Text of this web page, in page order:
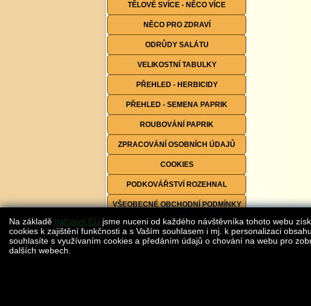
TĚLOVÉ SVÍCE - NĚCO VÍCE
NĚCO PRO ZDRAVÍ
ODRŮDY SALÁTU
VELIKOSTNÍ TABULKY
PŘEHLED - HERBICIDY
PŘEHLED - SEMENA PAPRIK
ROUBOVÁNÍ PAPRIK
ZPRACOVÁNÍ OSOBNÍCH ÚDAJŮ
COOKIES
PODKOVÁŘSTVÍ ROZEHNAL
VŠEOBECNÉ OBCHODNÍ PODMÍNKY
FORMULÁŘE KE STAŽENÍ
Na základě nařízení EU jsme nuceni od každého návštěvníka tohoto webu
cookies k zajištění funkčnosti a s Vaším souhlasem i mj. k personalizaci
souhlasíte s využívaním cookies a předáním údajů o chování na webu pro
dalších webech.